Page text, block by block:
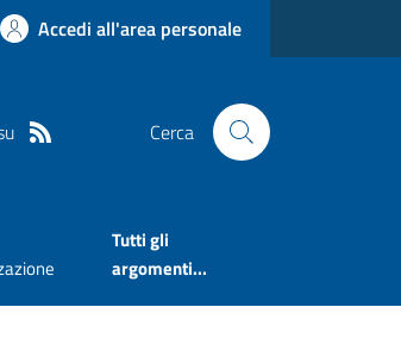
Accedi all'area personale
Cerca
Tutti gli
argomenti...